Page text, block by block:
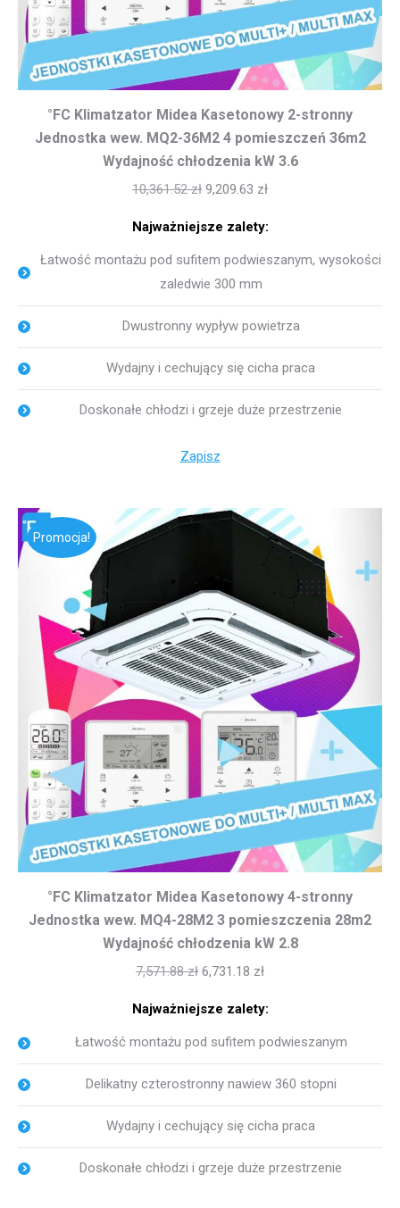
°FC Klimatzator Midea Kasetonowy 2-stronny
Jednostka wew. MQ2-36M2 4 pomieszczeń 36m2
Wydajność chłodzenia kW 3.6
10,361.52zł 9,209.63 zł
Najważniejsze zalety:
Łatwość montażu pod sufitem podwieszanym, wysokości
zaledwie 300 mm
Dwustronny wypływ powietrza
Wydajny i cechujący się cicha praca
Doskonałe chłodzi i grzeje duże przestrzenie
Zapisz
Promocja!
°FC Klimatzator Midea Kasetonowy 4-stronny
Jednostka wew. MQ4-28M2 3 pomieszczenia 28m2
Wydajność chłodzenia kW 2.8
7,571.88zł 6,731.18 zł
Najważniejsze zalety:
Łatwość montażu pod sufitem podwieszanym
Delikatny czterostronny nawiew 360 stopni
Wydajny i cechujący się cicha praca
Doskonałe chłodzi i grzeje duże przestrzenie